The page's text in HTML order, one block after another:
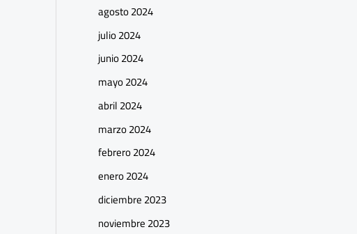
agosto 2024
julio 2024
junio 2024
mayo 2024
abril 2024
marzo 2024
febrero 2024
enero 2024
diciembre 2023
noviembre 2023